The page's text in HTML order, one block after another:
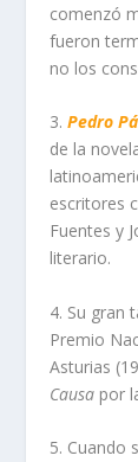
comenzó
fueron
no los
3.Pedro
de la
escritores
Fuentes y
literario.
4. Su gran
Premio
Asturias
Causa por
5. Cuando